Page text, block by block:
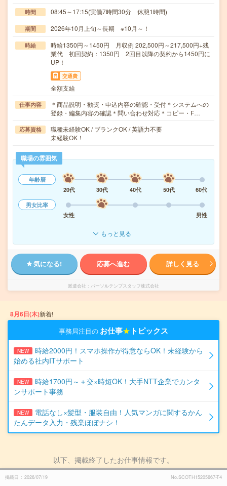
時間 08:45～17:15(実働7時間30分 休憩1時間)
期間 2026年10月上旬～長期 ※10月～！
時給
時給1350円～1450円 月収例 202,500円～217,500円+残
業代 初回契約：1350円 2回目以降の契約から1450円に
UP！
交通費
全額支給
仕事内容
＊商品説明・勧奨・申込内容の確認・受付＊システムへの
登録・編集内容の確認＊問い合わせ対応＊コピー・F…
応募資格
職種未経験OK / ブランクOK / 英語力不要
未経験OK！
職場の雰囲気
年齢層
20代
30代 40代 50代
60代
男女比率
女性
男性
もっと見る
気になる! 応募へ進む 詳しく見る
派遣会社 パーソルテンプスタッフ株式会社
8月6日(木)新着!
事務局注目の お仕事★ トピックス
NEW
時給2000円！スマホ操作が得意ならOK！未経験から
始める社内ITサポート
NEW
時給1700円～＋交×時短OK！大手NTT企業でカンタ
ンサポート事務
NEW
電話なし×髪型・服装自由！人気マンガに関するかん
たんデータ入力・残業ほぼナシ！
以下、掲載終了したお仕事情報です。
掲載日 2026/07/19 No.SCOTH15205667-T4